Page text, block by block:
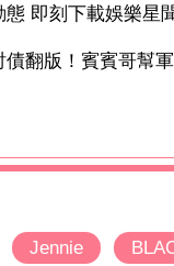
態 即刻下載娛樂星
債翻版！賓賓哥幫
Jennie